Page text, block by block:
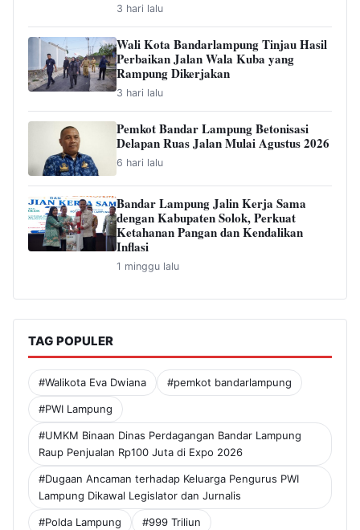
3 hari lalu
Wali Kota Bandarlampung Tinjau Hasil
Perbaikan Jalan Wala Kuba yang
Rampung Dikerjakan
3 hari lalu
Pemkot Bandar Lampung Betonisasi
Delapan Ruas Jalan Mulai Agustus 2026
6 hari lalu
Bandar Lampung Jalin Kerja Sama
dengan Kabupaten Solok, Perkuat
Ketahanan Pangan dan Kendalikan
Inflasi
1 minggu lalu
TAG POPULER
#Walikota Eva Dwiana #pemkot bandarlampung
#PWI Lampung
#UMKM Binaan Dinas Perdagangan Bandar Lampung
Raup Penjualan Rp100 Juta di Expo 2026
#Dugaan Ancaman terhadap Keluarga Pengurus PWI
Lampung Dikawal Legislator dan Jurnalis
#Polda Lampung #999 Triliun